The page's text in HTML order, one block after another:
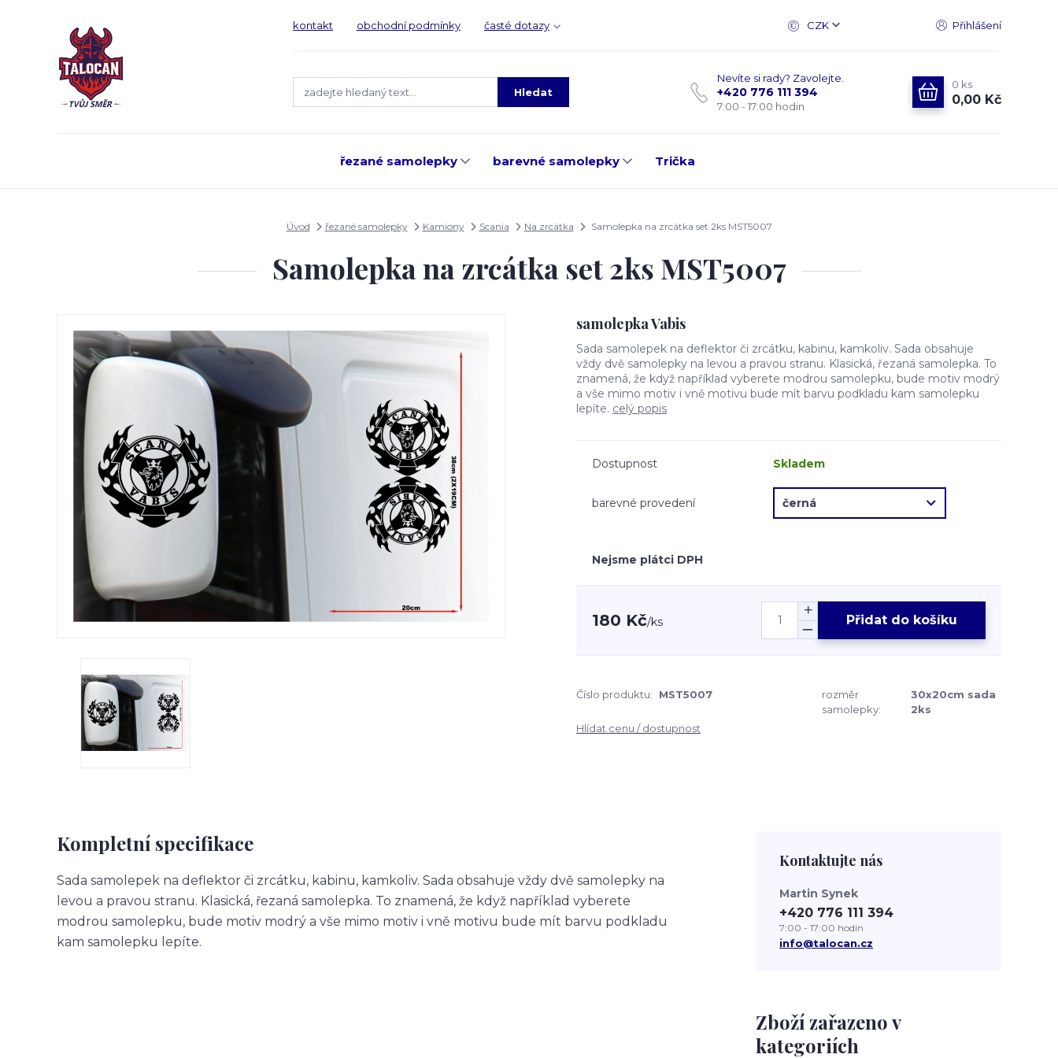
kontakt obchodní podmínky časté dotazy CZK Přihlášení
Hledat
Nevíte si rady? Zavolejte.
+420 776 111 394
7:00 - 17:00 hodin
0 ks
0,00 Kč
řezané samolepky barevné samolepky Trička
Úvod řezané samolepky Kamiony Scania Na zrcátka Samolepka na zrcátka set 2ks MST5007
Samolepka na zrcátka set 2ks MST5007
samolepka Vabis
Sada samolepek na deflektor či zrcátku, kabinu, kamkoliv. Sada obsahuje
vždy dvě samolepky na levou a pravou stranu. Klasická, řezaná samolepka. To
znamená, že když například vyberete modrou samolepku, bude motiv modrý
a vše mimo motiv i vně motivu bude mít barvu podkladu kam samolepku
lepíte. celý popis
Dostupnost Skladem
barevné provedení
Nejsme plátci DPH
180 Kč/ks Přidat do košíku
Číslo produktu: MST5007
rozměr
samolepky:
30x20cm sada
2ks
Hlídat cenu / dostupnost
Kompletní specifikace
Sada samolepek na deflektor či zrcátku, kabinu, kamkoliv. Sada obsahuje vždy dvě samolepky na
levou a pravou stranu. Klasická, řezaná samolepka. To znamená, že když například vyberete
modrou samolepku, bude motiv modrý a vše mimo motiv i vně motivu bude mít barvu podkladu
kam samolepku lepíte.
Zboží zařazeno v
kategoriích
Kontaktujte nás
Martin Synek
+420 776 111 394
7:00 - 17:00 hodin
info@talocan.cz